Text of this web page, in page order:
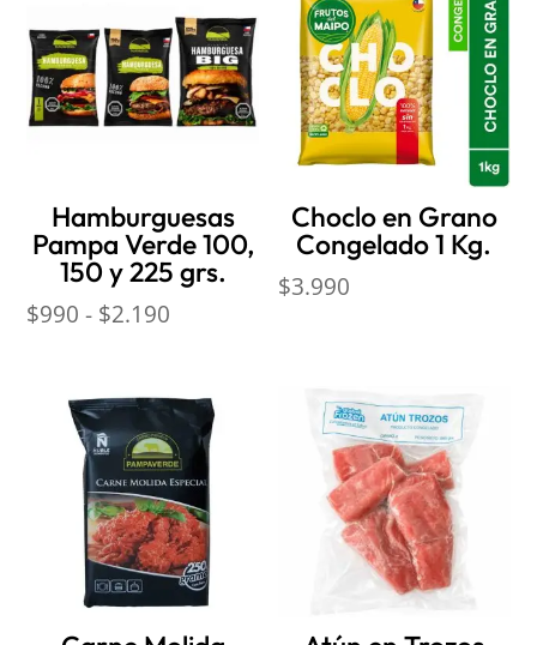
Hamburguesas
Pampa Verde 100,
150 y 225 grs.
$990 - $2.190
desde
$990
hasta
$2.190
Choclo en Grano
Congelado 1 Kg.
$3.990